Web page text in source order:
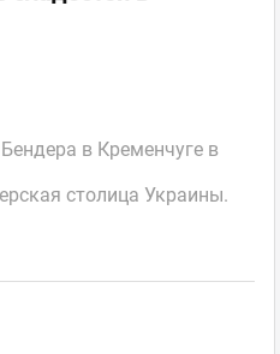
в Кременчуге в
столица Украины.